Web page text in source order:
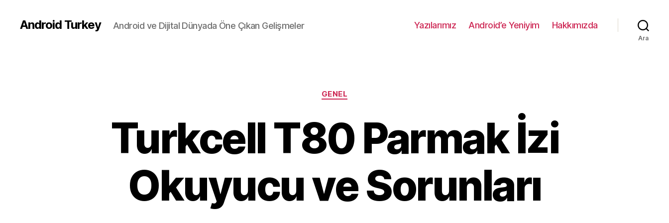
Android Turkey Android ve Dijital Dünyada Öne Çıkan Gelişmeler Yazılarımız Android’e Yeniyim Hakkımızda
Ara
Kategoriler
GENEL
Turkcell T80 Parmak İzi
Okuyucu ve Sorunları